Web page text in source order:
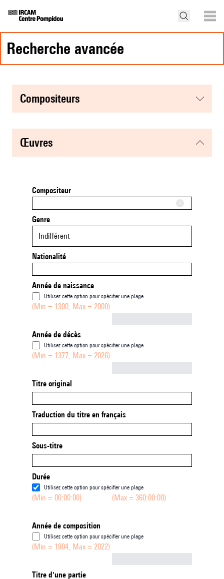
recherche avancée
compositeurs
œuvres
Compositeur
Genre
Indifférent
Nationalité
Année de naissance
Utilisez cette option pour spécifier une plage
(Min = 1300, Max = 2000)
Année de décès
Utilisez cette option pour spécifier une plage
(Min = 1377, Max = 2026)
Titre original
Traduction du titre en français
Sous-titre
Durée
Utilisez cette option pour spécifier une plage
(Min = 00:00:00) (Max = 360:00:00)
Année de composition
Utilisez cette option pour spécifier une plage
(Min = 1904, Max = 2022)
Titre d'une partie